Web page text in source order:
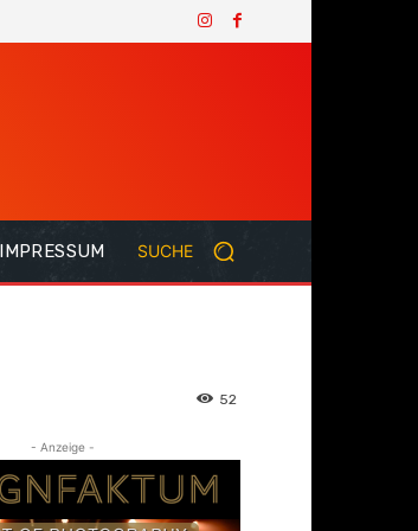
IMPRESSUM SUCHE
52
- Anzeige -